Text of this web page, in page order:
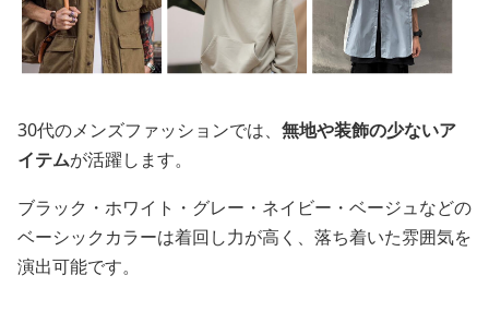
30代のメンズファッションでは、 無地や装飾の少ないア
イテムが活躍します。
ブラック・ホワイト・グレー・ネイビー・ベージュなどの
ベーシックカラーは着回し力が高く、落ち着いた雰囲気を
演出可能です。